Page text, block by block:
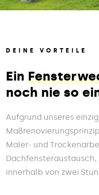
DEINE VORTEILE
Ein
noch nie so
Aufgrund unseres
Maler- und
Dachfensteraustausch,
innerhalb von zwei